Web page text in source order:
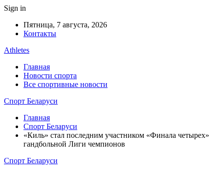
Sign in
Пятница, 7 августа, 2026
Контакты
Athletes
Главная
Новости спорта
Все спортивные новости
Спорт Беларуси
Главная
Спорт Беларуси
«Киль» стал последним участником «Финала четырех»
гандбольной Лиги чемпионов
Спорт Беларуси